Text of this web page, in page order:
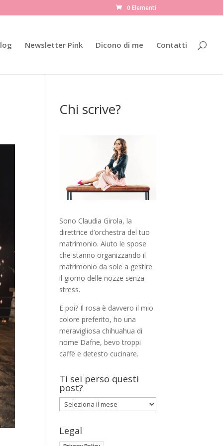
0 Elementi
Newsletter Pink Dicono di me Contatti
Chi scrive?
Sono Claudia Girola, la
direttrice d’orchestra del tuo
matrimonio. Aiuto le spose
che stanno organizzando il
matrimonio da sole a gestire
il giorno delle nozze senza
stress.
E poi? Il rosa è davvero il mio
colore preferito, ho una
meravigliosa chihuahua di
nome Dafne, bevo troppi
caffè e detesto cucinare.
Ti sei perso questi
post?
Ti
sei
questi
Legal